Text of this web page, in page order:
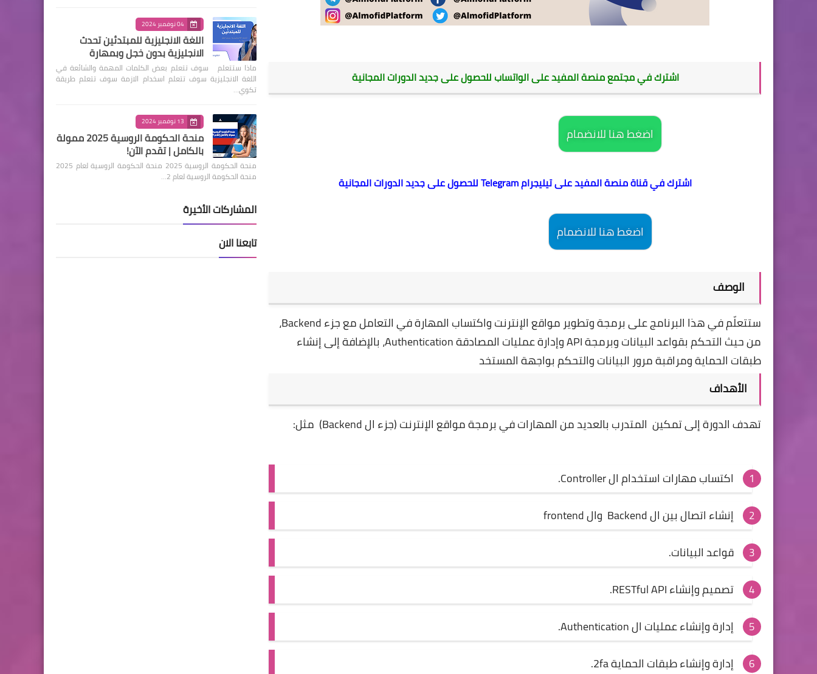
اشترك في مجتمع منصة المفيد على الواتساب للحصول على جديد الدورات المجانية
اضغط هنا للانضمام
اشترك في قناة منصة المفيد على تيليجرام Telegram للحصول على جديد الدورات المجانية
اضغط هنا للانضمام
الوصف
ستتعلّم في هذا البرنامج على برمجة وتطوير مواقع الإنترنت واكتساب المهارة في التعامل مع جزء Backend،
من حيث التحكم بقواعد البيانات وبرمجة API وإدارة عمليات المصادقة Authentication، بالإضافة إلى إنشاء
طبقات الحماية ومراقبة مرور البيانات والتحكم بواجهة المستخد
الأهداف
تهدف الدورة إلى تمكين المتدرب بالعديد من المهارات في برمجة مواقع الإنترنت (جزء ال Backend) مثل:
اكتساب مهارات استخدام ال Controller.
إنشاء اتصال بين ال Backend وال frontend
قواعد البيانات.
تصميم وإنشاء RESTful API.
إدارة وإنشاء عمليات ال Authentication.
إدارة وإنشاء طبقات الحماية 2fa.
04 نوفمبر 2024
اللغة الانجليزية للمبتدئين تحدث
الانجليزية بدون خجل وبمهارة
ماذا ستتعلم سوف تتعلم بعض الكلمات المهمة والشائعة في
اللغة الانجليزية سوف تتعلم اسخدام الازمة سوف تتعلم طريقة
تكوي…
13 نوفمبر 2024
منحة الحكومة الروسية 2025 ممولة
بالكامل | تقدم الآن!
منحة الحكومة الروسية 2025 منحة الحكومة الروسية لعام 2025
منحة الحكومة الروسية لعام 2…
المشاركات الأخيرة
تابعنا الان